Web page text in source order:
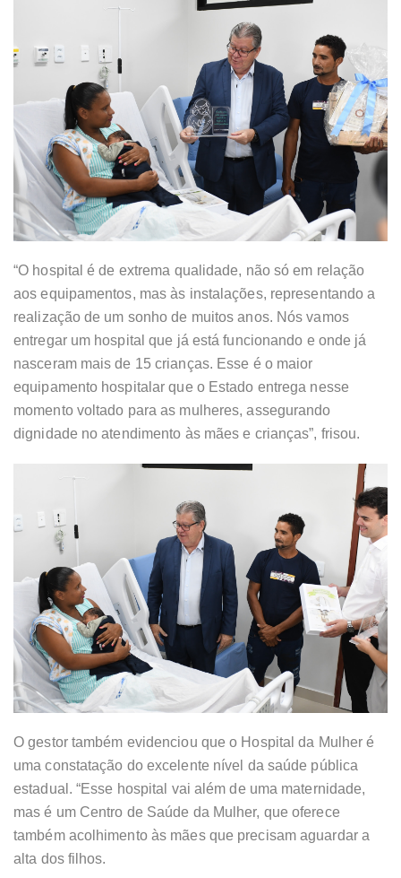
“O hospital é de extrema qualidade, não só em relação
aos equipamentos, mas às instalações, representando a
realização de um sonho de muitos anos. Nós vamos
entregar um hospital que já está funcionando e onde já
nasceram mais de 15 crianças. Esse é o maior
equipamento hospitalar que o Estado entrega nesse
momento voltado para as mulheres, assegurando
dignidade no atendimento às mães e crianças”, frisou.
O gestor também evidenciou que o Hospital da Mulher é
uma constatação do excelente nível da saúde pública
estadual. “Esse hospital vai além de uma maternidade,
mas é um Centro de Saúde da Mulher, que oferece
também acolhimento às mães que precisam aguardar a
alta dos filhos.